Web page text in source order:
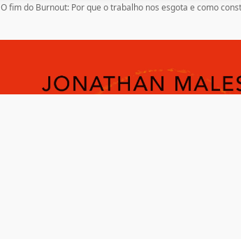
O fim do Burnout: Por que o trabalho nos esgota e como